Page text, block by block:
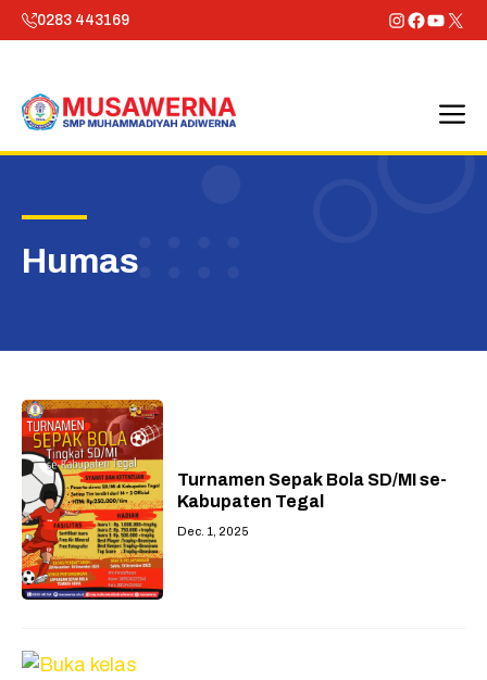
Skip
to
0283 443169 Instagram
X
Humas
Turnamen Sepak Bola SD/MI se-
Kabupaten Tegal
Dec. 1, 2025